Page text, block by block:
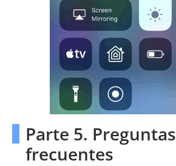
Parte 5. Preguntas
frecuentes